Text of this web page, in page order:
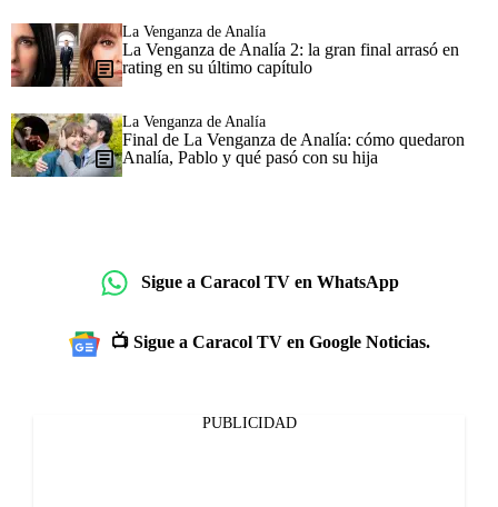
La Venganza de Analía
La Venganza de Analía 2: la gran final arrasó en
rating en su último capítulo
La Venganza de Analía
Final de La Venganza de Analía: cómo quedaron
Analía, Pablo y qué pasó con su hija
Sigue a Caracol TV en WhatsApp
📺 Sigue a Caracol TV en Google Noticias.
PUBLICIDAD